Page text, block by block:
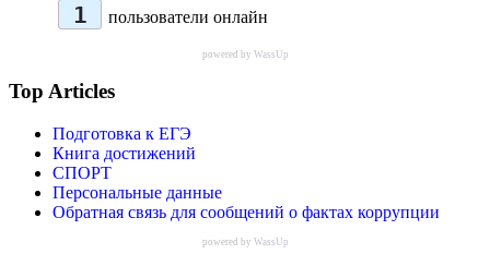
1 пользователи онлайн
powered by WassUp
Top Articles
Подготовка к ЕГЭ
Книга достижений
СПОРТ
Персональные данные
Обратная связь для сообщений о фактах коррупции
powered by WassUp